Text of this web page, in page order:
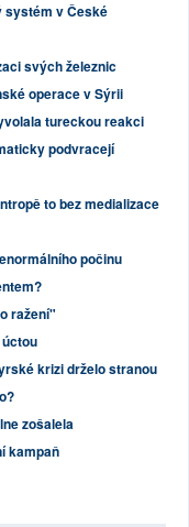
v České
svých železnic
operace v Sýrii
tureckou reakci
podvracejí
to bez medializace
počinu
ražení"
krizi drželo stranou
zošalela
kampaň